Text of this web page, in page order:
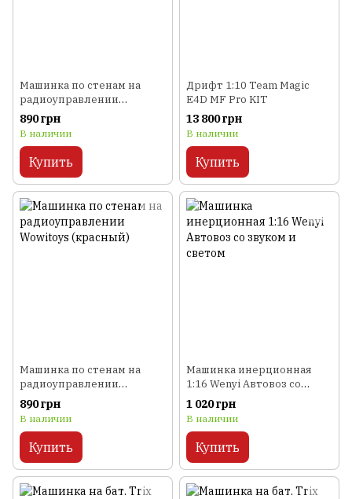
Машинка по стенам на
радиоуправлении
Wowitoys (синий)
890 грн
В наличии
Купить
Дрифт 1:10 Team Magic
E4D MF Pro KIT
13 800 грн
В наличии
Купить
Машинка по стенам на
радиоуправлении
Wowitoys (красный)
890 грн
В наличии
Купить
Машинка инерционная
1:16 Wenyi Автовоз со
звуком и светом
1 020 грн
В наличии
Купить